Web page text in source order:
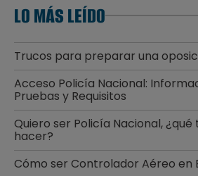
LO MÁS LEÍDO
Trucos para preparar una
Acceso Policía Nacional:
Pruebas y Requisitos
Quiero ser Policía Nacional, ¿qué
hacer?
Cómo ser Controlador Aéreo en